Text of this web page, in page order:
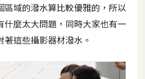
區域的潑水算比較優雅的，所以
什麼太大問題，同時大家也有一
這些攝影器材潑水。